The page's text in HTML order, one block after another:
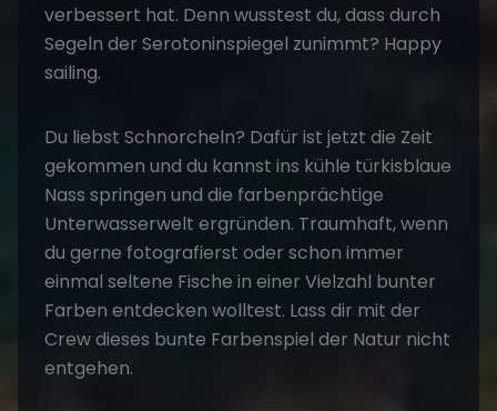
verbessert hat. Denn wusstest du, dass durch
Segeln der Serotoninspiegel zunimmt? Happy
sailing.
Du liebst Schnorcheln? Dafür ist jetzt die Zeit
gekommen und du kannst ins kühle türkisblaue
Nass springen und die farbenprächtige
Unterwasserwelt ergründen. Traumhaft, wenn
du gerne fotografierst oder schon immer
einmal seltene Fische in einer Vielzahl bunter
Farben entdecken wolltest. Lass dir mit der
Crew dieses bunte Farbenspiel der Natur nicht
entgehen.